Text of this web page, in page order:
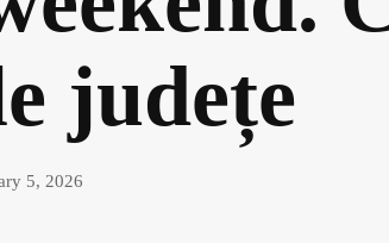
județe
5, 2026